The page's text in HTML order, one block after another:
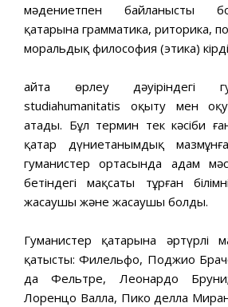
мәдениетпен байланысты
қатарына грамматика, риторика,
моральдық философия (этика)
Қайта өрлеу дәуіріндегі
studiahumanitatis оқыту мен
атады. Бұл термин тек кәсіби
қатар дүниетанымдық
гуманистер ортасында адам
бетіндегі мақсаты тұрған
жасаушы және жасаушы болды.
Гуманистер қатарына әртүрлі
қатысты: Филельфо, Поджио
да Фельтре, Леонардо
Лоренцо Валла, Пико делла